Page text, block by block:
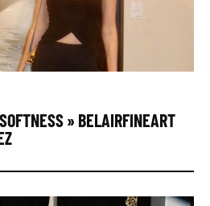
» BELAIRFINEART